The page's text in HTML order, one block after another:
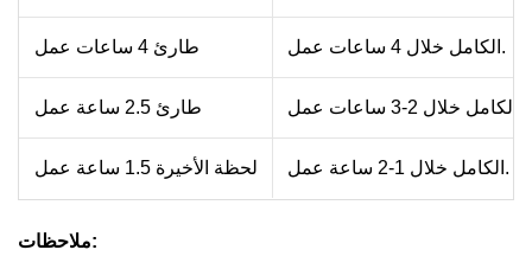
طارئ 4 ساعات عمل الكامل خلال 4 ساعات عمل.
طارئ 2.5 ساعة عمل
لحظة الأخيرة 1.5 ساعة عمل الكامل خلال 1-2 ساعة عمل.
ملاحظات: